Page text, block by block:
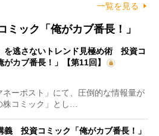
一覧を見る
ミック「俺がカブ番長！」
を逃さないトレンド見極め術 投資コ
がカブ番長！」【第11回】
ーポスト」にて、圧倒的な情報量が
コミック」とし…
義 投資コミック「俺がカブ番長！」